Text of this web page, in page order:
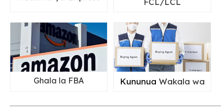
Ghala la FBA Kununua Wakala wa